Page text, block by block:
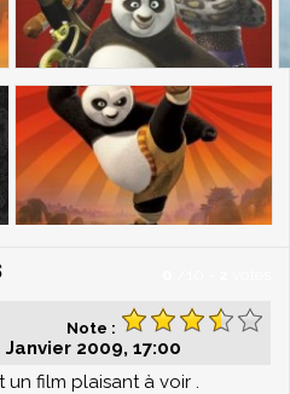
Note :
Janvier 2009, 17:00
film plaisant à voir .